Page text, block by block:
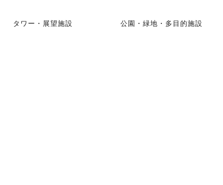
タワー・展望施設 公園・緑地・多目的施設